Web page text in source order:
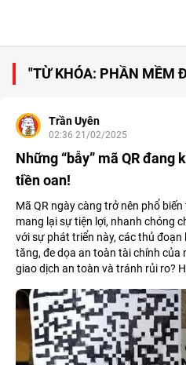
"TỪ KHÓA: PHẦN MỀM
Trần Uyên
02:36 21/02/2025
Những “bẫy” mã QR
tiền oan!
Mã QR ngày càng trở nên phổ
mang lại sự tiện lợi, nhanh chóng
với sự phát triển này, các thủ đoạn
tăng, đe dọa an toàn tài chính của
giao dịch an toàn và tránh rủi ro?